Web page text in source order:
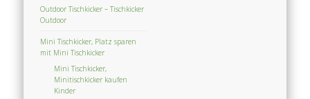
Outdoor Tischkicker – Tischkicker
Outdoor
Mini Tischkicker, Platz sparen
mit Mini Tischkicker
Mini Tischkicker,
Minitischkicker kaufen
Kinder